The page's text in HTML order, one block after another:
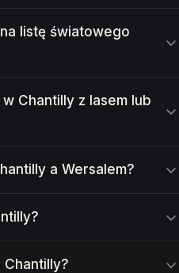
listę światowego
Chantilly z lasem lub
a Wersalem?